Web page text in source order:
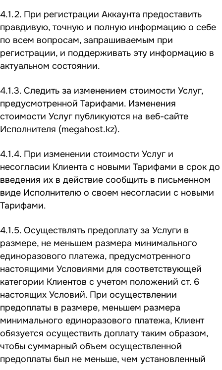
4.1.2. При регистрации Аккаунта предоставить
правдивую, точную и полную информацию о себе
по всем вопросам, запрашиваемым при
регистрации, и поддерживать эту информацию в
актуальном состоянии.
4.1.3. Следить за изменением стоимости Услуг,
предусмотренной Тарифами. Изменения
стоимости Услуг публикуются на веб-сайте
Исполнителя (megahost.kz).
4.1.4. При изменении стоимости Услуг и
несогласии Клиента с новыми Тарифами в срок до
введения их в действие сообщить в письменном
виде Исполнителю о своем несогласии с новыми
Тарифами.
4.1.5. Осуществлять предоплату за Услуги в
размере, не меньшем размера минимального
единоразового платежа, предусмотренного
настоящими Условиями для соответствующей
категории Клиентов с учетом положений ст. 6
настоящих Условий. При осуществлении
предоплаты в размере, меньшем размера
минимального единоразового платежа, Клиент
обязуется осуществить доплату таким образом,
чтобы суммарный объем осуществленной
предоплаты был не меньше, чем установленный